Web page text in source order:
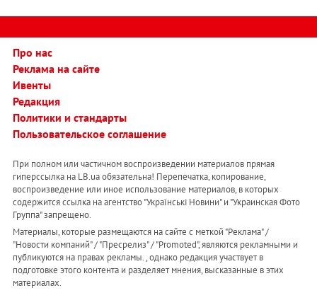
Про нас
Реклама на сайте
Ивенты
Редакция
Политики и стандарты
Пользовательское соглашение
При полном или частичном воспроизведении материалов прямая
гиперссылка на LB.ua обязательна! Перепечатка, копирование,
воспроизведение или иное использование материалов, в которых
содержится ссылка на агентство "Українськi Новини" и "Украинская Фото
Группа" запрещено.
Материалы, которые размещаются на сайте с меткой "Реклама" /
"Новости компаний" / "Пресрелиз" / "Promoted", являются рекламными и
публикуются на правах рекламы. , однако редакция участвует в
подготовке этого контента и разделяет мнения, высказанные в этих
материалах.